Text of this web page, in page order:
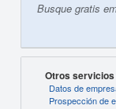
Busque gratis
Otros
Datos de
Prospección de